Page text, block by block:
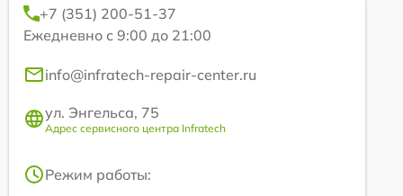
+7 (351) 200-51-37
Ежедневно с 9:00 до 21:00
info@infratech-repair-center.ru
ул. Энгельса, 75
Адрес сервисного центра Infratech
Режим работы: